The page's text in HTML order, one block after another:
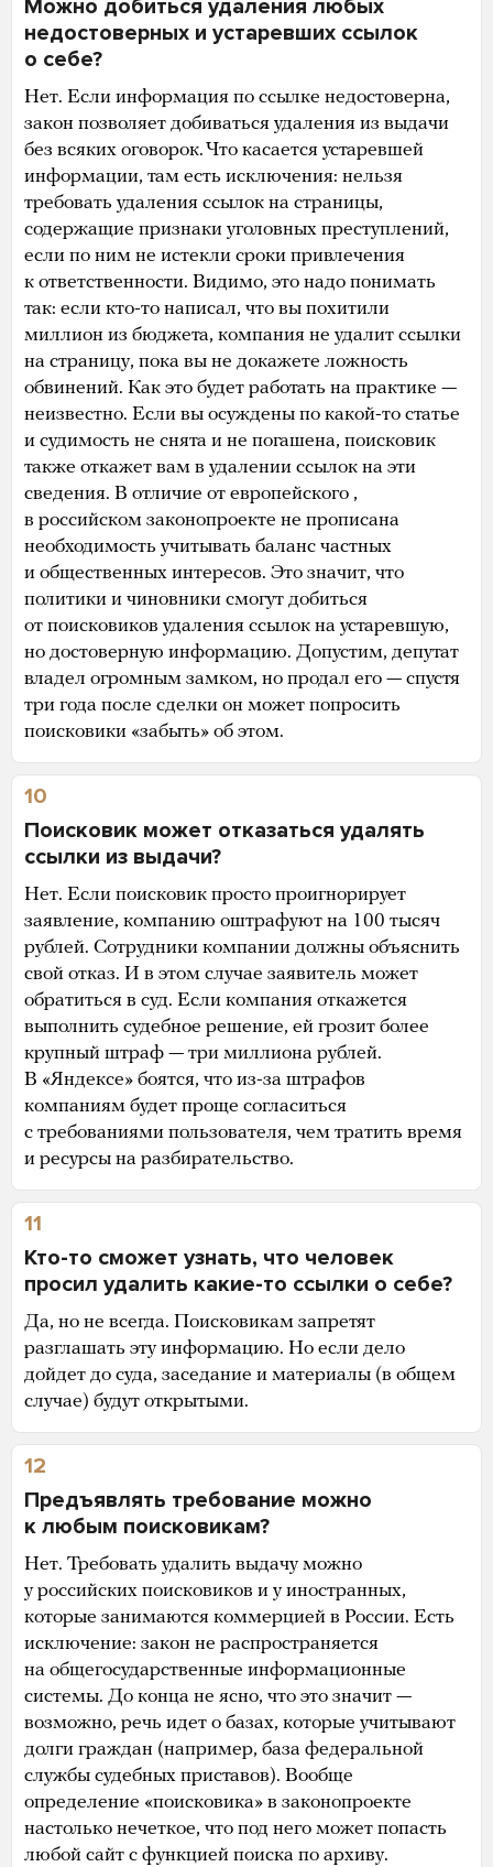
Можно добиться удаления любых
недостоверных и устаревших ссылок
о себе?
Нет. Если информация по ссылке недостоверна,
закон позволяет добиваться удаления из выдачи
без всяких оговорок. Что касается устаревшей
информации, там есть исключения: нельзя
требовать удаления ссылок на страницы,
содержащие признаки уголовных преступлений,
если по ним не истекли сроки привлечения
к ответственности. Видимо, это надо понимать
так: если кто-то написал, что вы похитили
миллион из бюджета, компания не удалит ссылки
на страницу, пока вы не докажете ложность
обвинений. Как это будет работать на практике —
неизвестно. Если вы осуждены по какой-то статье
и судимость не снята и не погашена, поисковик
также откажет вам в удалении ссылок на эти
сведения. В отличие от европейского ,
в российском законопроекте не прописана
необходимость учитывать баланс частных
и общественных интересов. Это значит, что
политики и чиновники смогут добиться
от поисковиков удаления ссылок на устаревшую,
но достоверную информацию. Допустим, депутат
владел огромным замком, но продал его — спустя
три года после сделки он может попросить
поисковики «забыть» об этом.
10
Поисковик может отказаться удалять
ссылки из выдачи?
Нет. Если поисковик просто проигнорирует
заявление, компанию оштрафуют на 100 тысяч
рублей. Сотрудники компании должны объяснить
свой отказ. И в этом случае заявитель может
обратиться в суд. Если компания откажется
выполнить судебное решение, ей грозит более
крупный штраф — три миллиона рублей.
В «Яндексе» боятся, что из-за штрафов
компаниям будет проще согласиться
с требованиями пользователя, чем тратить время
и ресурсы на разбирательство.
11
Кто-то сможет узнать, что человек
просил удалить какие-то ссылки о себе?
Да, но не всегда. Поисковикам запретят
разглашать эту информацию. Но если дело
дойдет до суда, заседание и материалы (в общем
случае) будут открытыми.
12
Предъявлять требование можно
к любым поисковикам?
Нет. Требовать удалить выдачу можно
у российских поисковиков и у иностранных,
которые занимаются коммерцией в России. Есть
исключение: закон не распространяется
на общегосударственные информационные
системы. До конца не ясно, что это значит —
возможно, речь идет о базах, которые учитывают
долги граждан (например, база федеральной
службы судебных приставов). Вообще
определение «поисковика» в законопроекте
настолько нечеткое, что под него может попасть
любой сайт с функцией поиска по архиву.